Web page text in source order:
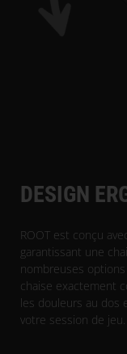
DESIGN
ROOT est conçu
garantissant une
nombreuses
chaise exactement
les douleurs au dos
votre session de jeu.